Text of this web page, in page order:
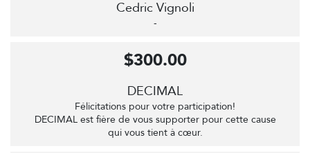
Cedric Vignoli
-
DECIMAL
Félicitations pour votre participation!
DECIMAL est fière de vous supporter pour cette cause
qui vous tient à cœur.
$300.00